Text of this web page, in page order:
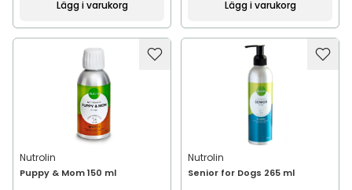
Lägg i varukorg Lägg i varukorg
Nutrolin
Puppy & Mom 150 ml
Nutrolin
Senior for Dogs 265 ml